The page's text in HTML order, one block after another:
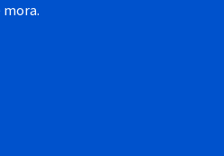
mora.